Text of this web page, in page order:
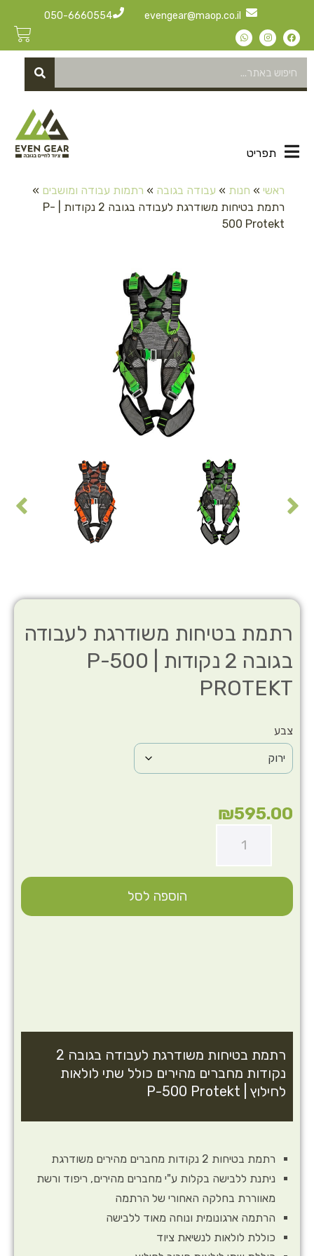
evengear@maop.co.il
050-6660554
תפריט
ראשי » חנות » עבודה בגובה » רתמות עבודה ומושבים »
רתמת בטיחות משודרגת לעבודה בגובה 2 נקודות | P-
500 Protekt
רתמת בטיחות משודרגת לעבודה
בגובה 2 נקודות | P-500
PROTEKT
רתמת בטיחות משודרגת לעבודה בגובה 2
נקודות מחברים מהירים כולל שתי לולאות
לחילוץ | P-500 Protekt
רתמת בטיחות 2 נקודות מחברים מהירים משודרגת
ניתנת ללבישה בקלות ע"י מחברים מהירים, ריפוד ורשת
מאווררת בחלקה האחורי של הרתמה
הרתמה ארגונומית ונוחה מאוד ללבישה
כוללת לולאות לנשיאת ציוד
צבע
₪595.00
הוספה לסל